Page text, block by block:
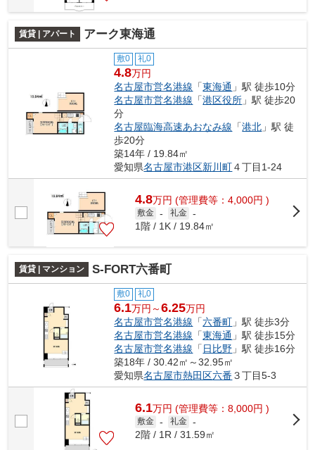
賃貸 | アパート アーク東海通
敷0 礼0
4.8万円
名古屋市営名港線 「東海通 」駅 徒歩10分
名古屋市営名港線 「港区役所 」駅 徒歩20
分
名古屋臨海高速あおなみ線 「港北 」駅 徒
歩20分
築14年 / 19.84㎡
愛知県名古屋市港区新川町４丁目1-24
4.8万円 (管理費等：4,000円 )
敷金 - 礼金 -
1階 / 1K / 19.84㎡
賃貸 | マンション S-FORT六番町
敷0 礼0
6.1万円～6.25万円
名古屋市営名港線 「六番町 」駅 徒歩3分
名古屋市営名港線 「東海通 」駅 徒歩15分
名古屋市営名港線 「 日比野 」駅 徒歩16分
築18年 / 30.42㎡～32.95㎡
愛知県名古屋市熱田区六番 ３丁目5-3
6.1万円 (管理費等：8,000円 )
敷金 - 礼金 -
2階 / 1R / 31.59㎡